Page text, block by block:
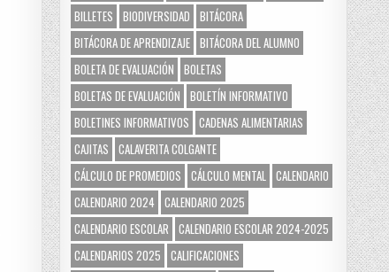
BILLETES BIODIVERSIDAD BITÁCORA
BITÁCORA DE APRENDIZAJE BITÁCORA DEL ALUMNO
BOLETA DE EVALUACIÓN BOLETAS
BOLETAS DE EVALUACIÓN BOLETÍN INFORMATIVO
BOLETINES INFORMATIVOS CADENAS ALIMENTARIAS
CAJITAS CALAVERITA COLGANTE
CÁLCULO DE PROMEDIOS CÁLCULO MENTAL CALENDARIO
CALENDARIO 2024 CALENDARIO 2025
CALENDARIO ESCOLAR CALENDARIO ESCOLAR 2024-2025
CALENDARIOS 2025 CALIFICACIONES